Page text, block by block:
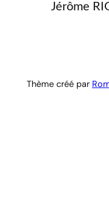
Jérôme
Thème créé par